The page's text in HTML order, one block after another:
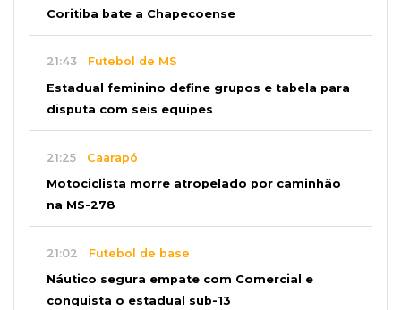
Coritiba bate a Chapecoense
21:43 Futebol de MS
Estadual feminino define grupos e tabela para
disputa com seis equipes
21:25 Caarapó
Motociclista morre atropelado por caminhão
na MS-278
21:02 Futebol de base
Náutico segura empate com Comercial e
conquista o estadual sub-13